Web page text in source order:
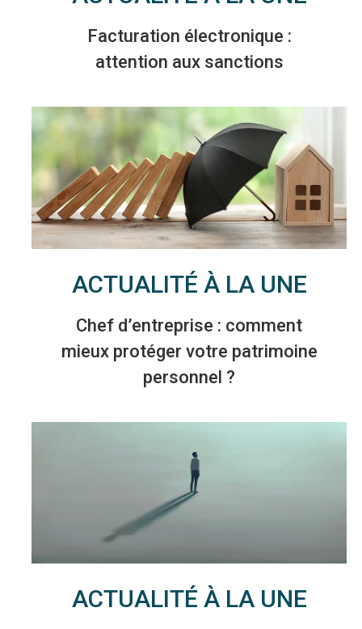
Facturation électronique :
attention aux sanctions
ACTUALITÉ À LA UNE
Chef d’entreprise : comment
mieux protéger votre patrimoine
personnel ?
ACTUALITÉ À LA UNE